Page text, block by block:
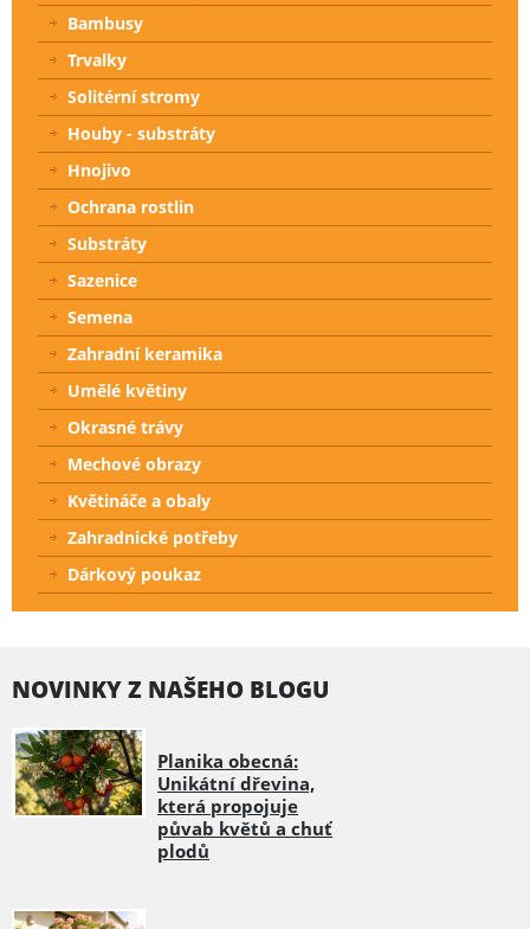
Bambusy
Trvalky
Solitérní stromy
Houby - substráty
Hnojivo
Ochrana rostlin
Substráty
Sazenice
Semena
Zahradní keramika
Umělé květiny
Okrasné trávy
Mechové obrazy
Květináče a obaly
Zahradnické potřeby
Dárkový poukaz
NOVINKY Z NAŠEHO BLOGU
Planika obecná:
Unikátní dřevina,
která propojuje
půvab květů a chuť
plodů